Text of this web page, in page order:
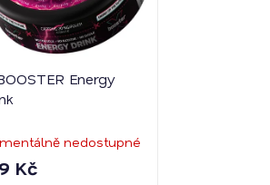
Energy
nedostupné
Kč